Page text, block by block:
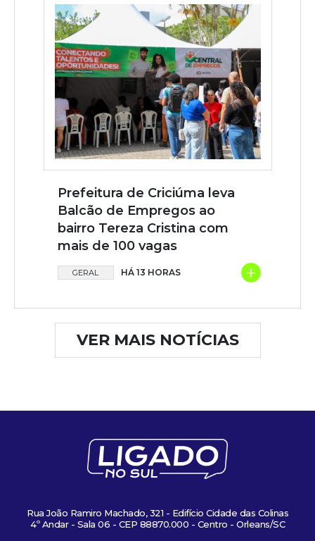
Prefeitura de Criciúma leva
Balcão de Empregos ao
bairro Tereza Cristina com
mais de 100 vagas
GERAL HÁ 13 HORAS +
VER MAIS NOTÍCIAS
Rua João Ramiro Machado, 321 - Edifício Cidade das Colinas
4º Andar - Sala 06 - CEP 88870.000 - Centro - Orleans/SC